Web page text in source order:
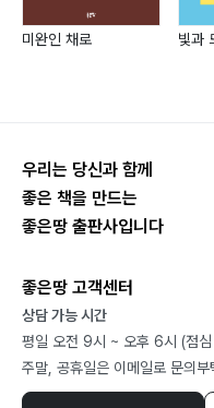
미완인 채로 빛과
우리는 당신과 함께
좋은 책을 만드는
좋은땅 출판사입니다
좋은땅 고객센터
상담 가능 시간
평일 오전 9시 ~ 오후 6시 (점
주말, 공휴일은 이메일로 문의부